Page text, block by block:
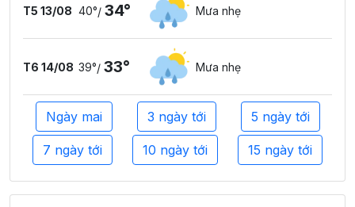
T5 13/08 40°/ 34° Mưa nhẹ
T6 14/08 39°/ 33° Mưa nhẹ
Ngày mai 3 ngày tới 5 ngày tới
7 ngày tới 10 ngày tới 15 ngày tới